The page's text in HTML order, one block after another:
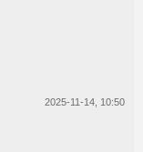
2025-11-14, 10:50